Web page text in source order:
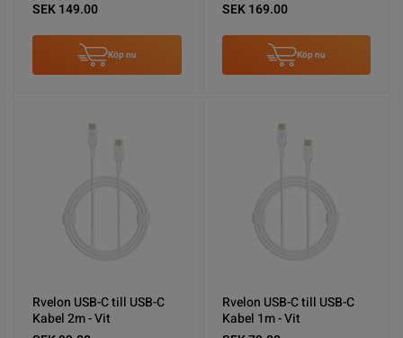
meter
SEK 149.00
Köp nu
meter
SEK 169.00
Köp nu
Rvelon USB-C till USB-C
Kabel 2m - Vit
Rvelon USB-C till USB-C
Kabel 1m - Vit